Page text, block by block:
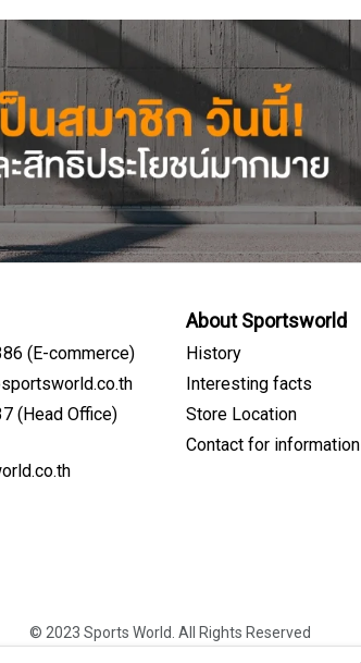
(E-commerce)
(Head Office)
About Sportsworld
History
Interesting facts
Store Location
Contact for information
© 2023 Sports World. All Rights Reserved
Sign me up for emails
name